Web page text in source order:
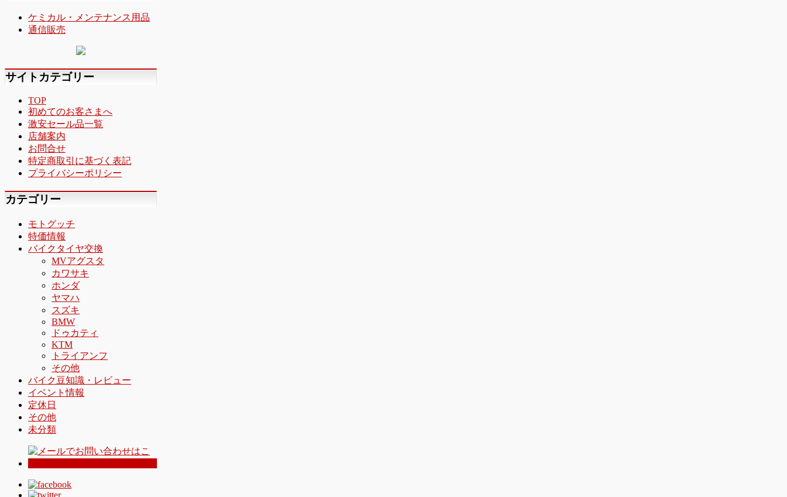
ケミカル・メンテナンス用品
通信販売
サイトカテゴリー
TOP
初めてのお客さまへ
激安セール品一覧
店舗案内
お問合せ
特定商取引に基づく表記
プライバシーポリシー
カテゴリー
モトグッチ
特価情報
バイクタイヤ交換
MVアグスタ
カワサキ
ホンダ
ヤマハ
スズキ
BMW
ドゥカティ
KTM
トライアンフ
その他
バイク豆知識・レビュー
イベント情報
定休日
その他
未分類